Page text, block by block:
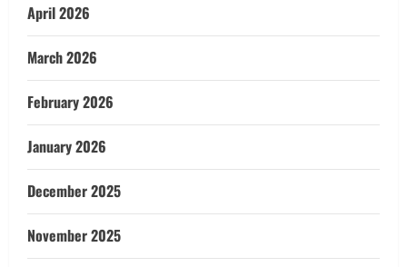
April 2026
March 2026
February 2026
January 2026
December 2025
November 2025